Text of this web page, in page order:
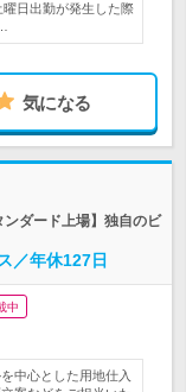
日出勤が発生した際
気になる
ダード上場】独自のビ
／年休127日
中
中心とした用地仕入